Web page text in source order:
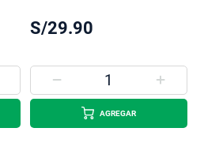
S/29.90
AGREGAR